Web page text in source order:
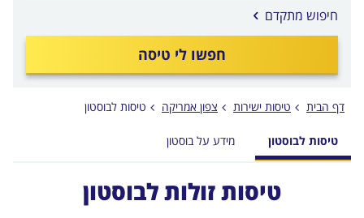
חפשו לי טיסה
חיפוש מתקדם אפשרויות
החיפוש
הנוספות
לפני
הכפתור
דף הבית טיסות ישירות צפון אמריקה טיסות לבוסטון
טיסות לבוסטון מידע על בוסטון
טיסות זולות לבוסטון